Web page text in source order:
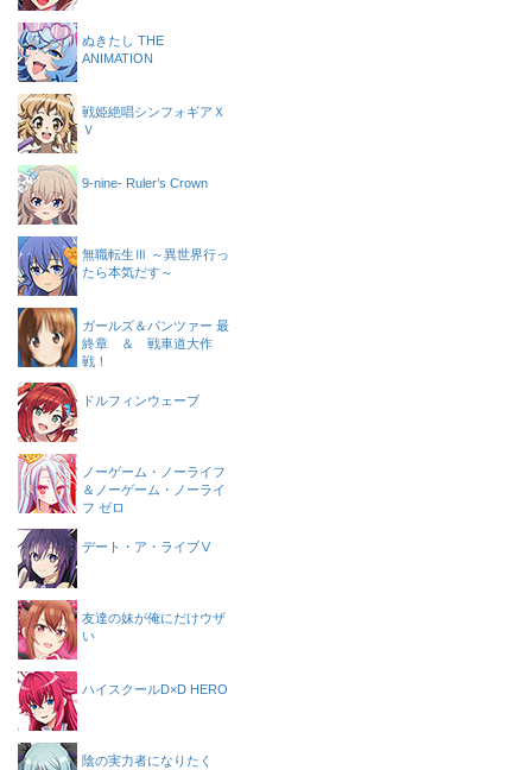
ぬきたし THE
ANIMATION
戦姫絶唱シンフォギアＸ
Ｖ
9-nine- Ruler’s Crown
無職転生Ⅲ ～異世界行っ
たら本気だす～
ガールズ＆パンツァー 最
終章 ＆ 戦車道大作
戦！
ドルフィンウェーブ
ノーゲーム・ノーライフ
＆ノーゲーム・ノーライ
フ ゼロ
デート・ア・ライブⅤ
友達の妹が俺にだけウザ
い
ハイスクールD×D HERO
陰の実力者になりたく